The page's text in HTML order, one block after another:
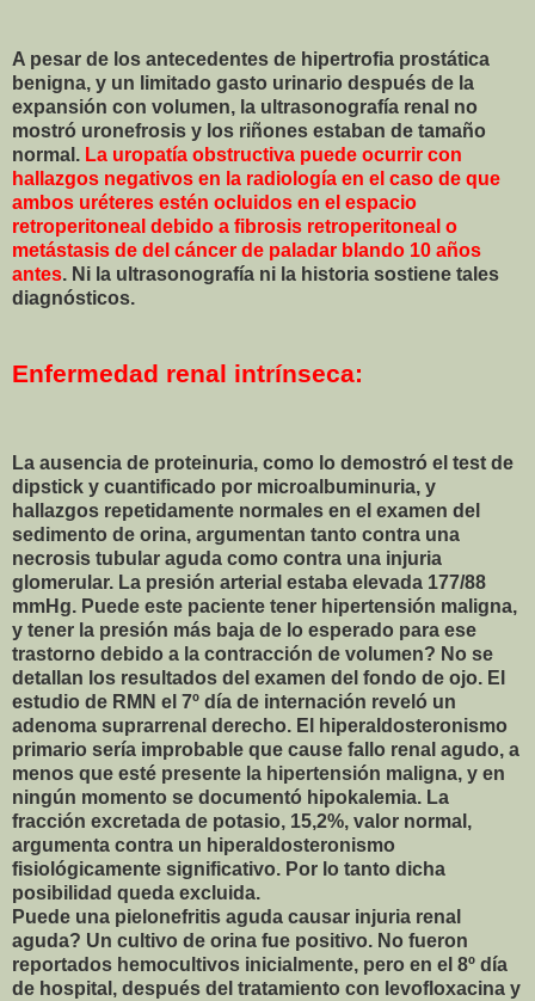
A pesar de los antecedentes de hipertrofia prostática
benigna, y un limitado gasto urinario después de la
expansión con volumen, la ultrasonografía renal no
mostró uronefrosis y los riñones estaban de tamaño
normal. La uropatía obstructiva puede ocurrir con
hallazgos negativos en la radiología en el caso de que
ambos uréteres estén ocluidos en el espacio
retroperitoneal debido a fibrosis retroperitoneal o
metástasis de del cáncer de paladar blando 10 años
antes. Ni la ultrasonografía ni la historia sostiene tales
diagnósticos.
Enfermedad renal intrínseca:
La ausencia de proteinuria, como lo demostró el test de
dipstick y cuantificado por microalbuminuria, y
hallazgos repetidamente normales en el examen del
sedimento de orina, argumentan tanto contra una
necrosis tubular aguda como contra una injuria
glomerular. La presión arterial estaba elevada 177/88
mmHg. Puede este paciente tener hipertensión maligna,
y tener la presión más baja de lo esperado para ese
trastorno debido a la contracción de volumen? No se
detallan los resultados del examen del fondo de ojo. El
estudio de RMN el 7º día de internación reveló un
adenoma suprarrenal derecho. El hiperaldosteronismo
primario sería improbable que cause fallo renal agudo, a
menos que esté presente la hipertensión maligna, y en
ningún momento se documentó hipokalemia. La
fracción excretada de potasio, 15,2%, valor normal,
argumenta contra un hiperaldosteronismo
fisiológicamente significativo. Por lo tanto dicha
posibilidad queda excluida.
Puede una pielonefritis aguda causar injuria renal
aguda? Un cultivo de orina fue positivo. No fueron
reportados hemocultivos inicialmente, pero en el 8º día
de hospital, después del tratamiento con levofloxacina y